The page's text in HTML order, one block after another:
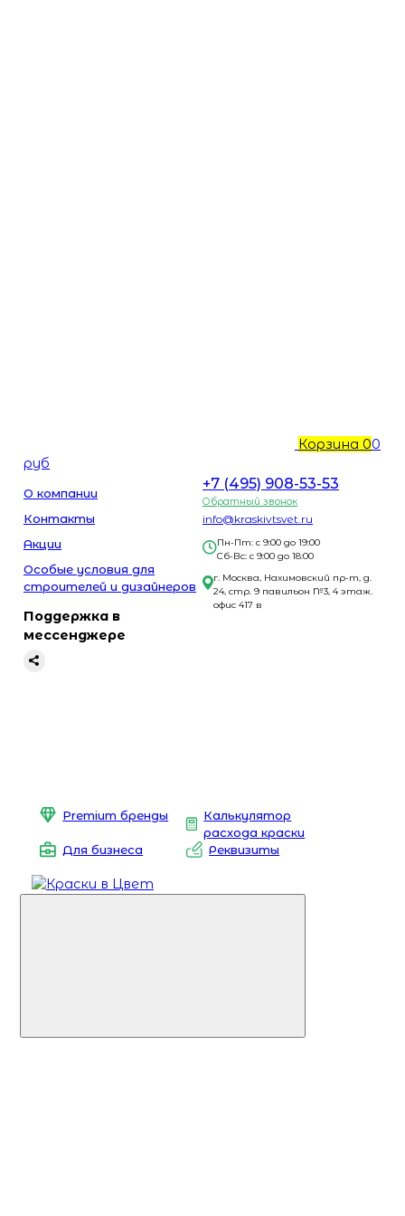
Корзина 00
руб
О компании
Контакты
Акции
Особые условия для
строителей и дизайнеров
Поддержка в
мессенджере
+7 (495) 908-53-53
Обратный звонок
info@kraskivtsvet.ru
Пн-Пт: с 9:00 до 19:00
Сб-Вс: с 9:00 до 18:00
г. Москва, Нахимовский пр-т, д.
24, стр. 9 павильон №3, 4 этаж.
офис 417 в
Premium бренды
Калькулятор
расхода краски
Для бизнеса
Реквизиты